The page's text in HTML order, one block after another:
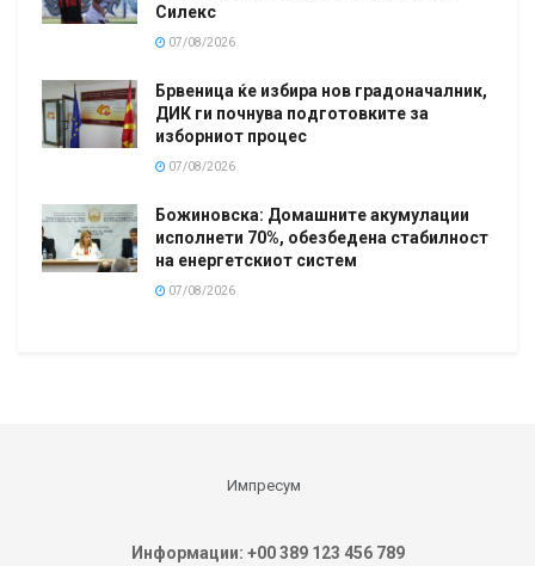
Силекс
07/08/2026
Брвеница ќе избира нов градоначалник,
ДИК ги почнува подготовките за
изборниот процес
07/08/2026
Божиновска: Домашните акумулации
исполнети 70%, обезбедена стабилност
на енергетскиот систем
07/08/2026
Импресум
Информации: +00 389 123 456 789